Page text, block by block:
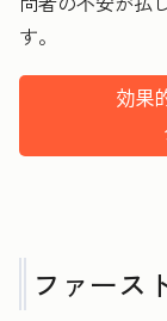
す。
ファース